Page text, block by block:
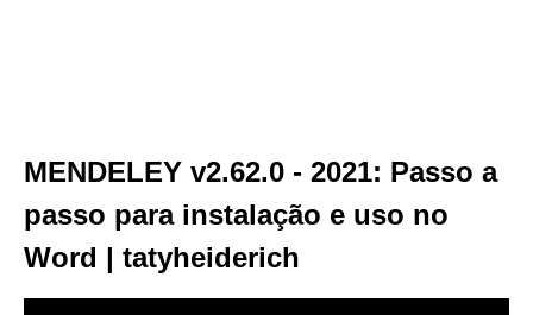
MENDELEY v2.62.0 - 2021: Passo a
passo para instalação e uso no
Word | tatyheiderich